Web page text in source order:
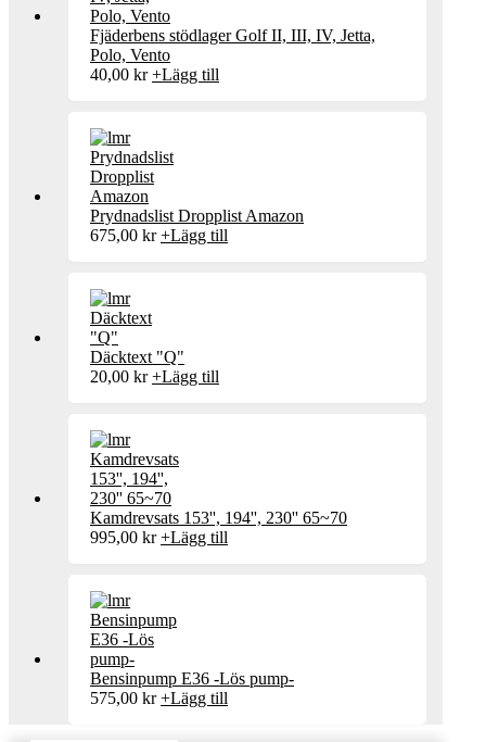
Fjäderbens stödlager Golf II, III, IV, Jetta,
Polo, Vento
40,00 kr +Lägg till
Prydnadslist Dropplist Amazon
675,00 kr +Lägg till
Däcktext "Q"
20,00 kr +Lägg till
Kamdrevsats 153'', 194'', 230'' 65~70
995,00 kr +Lägg till
Bensinpump E36 -Lös pump-
575,00 kr +Lägg till